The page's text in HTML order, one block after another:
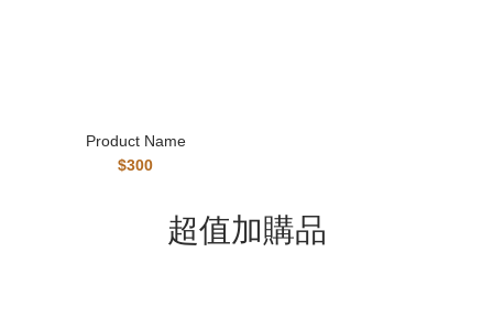
Product Name
$300
超值加購品